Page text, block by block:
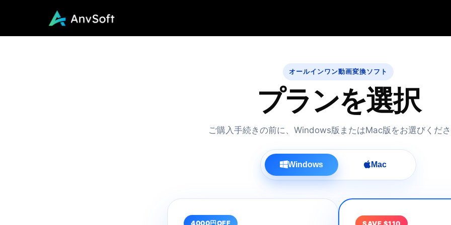
オールインワン動画変換ソフト
プランを選択
ご購入手続きの前に、Windows版またはMac版をお選びくだ
Windows Mac
4000円OFF